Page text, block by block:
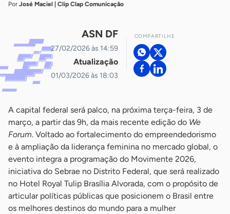
Por José Maciel | Clip Clap Comunicação
ASN DF
27/02/2026 às 14:59
Atualização
01/03/2026 às 18:03
COMPARTILHE
A capital federal será palco, na próxima terça-feira, 3 de
março, a partir das 9h, da mais recente edição do We
Forum. Voltado ao fortalecimento do empreendedorismo
e à ampliação da liderança feminina no mercado global, o
evento integra a programação do Movimente 2026,
iniciativa do Sebrae no Distrito Federal, que será realizado
no Hotel Royal Tulip Brasília Alvorada, com o propósito de
articular políticas públicas que posicionem o Brasil entre
os melhores destinos do mundo para a mulher